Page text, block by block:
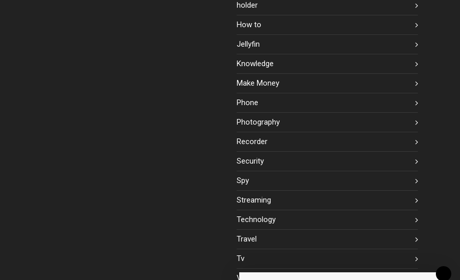
holder
How to
Jellyfin
Knowledge
Make Money
Phone
Photography
Recorder
Security
Spy
Streaming
Technology
Travel
Tv
Vpn